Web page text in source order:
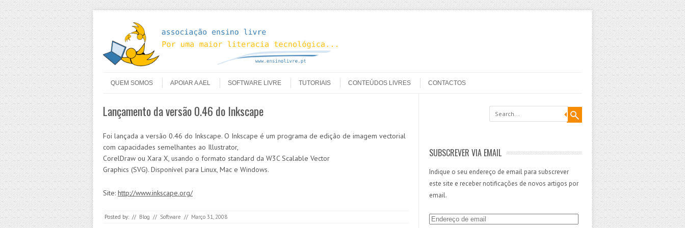
Menu
QUEM SOMOS
APOIAR A AEL SOFTWARE LIVRE TUTORIAIS CONTEÚDOS LIVRES CONTACTOS
Lançamento da versão 0.46 do Inkscape
Foi lançada a versão 0.46 do Inkscape. O Inkscape é um programa de edição de imagem vectorial
com capacidades semelhantes ao Illustrator,
CorelDraw ou Xara X, usando o formato standard da W3C Scalable Vector
Graphics (SVG). Disponível para Linux, Mac e Windows.
Site: http://www.inkscape.org/
Posted by: // Blog // Software // Março 31, 2008
SUBSCREVER VIA EMAIL
Indique o seu endereço de email para subscrever
este site e receber notificações de novos artigos por
email.
E